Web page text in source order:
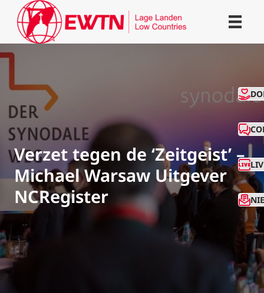
Verzet tegen de ‘Zeitgeist’ –
Michael Warsaw Uitgever
NCRegister